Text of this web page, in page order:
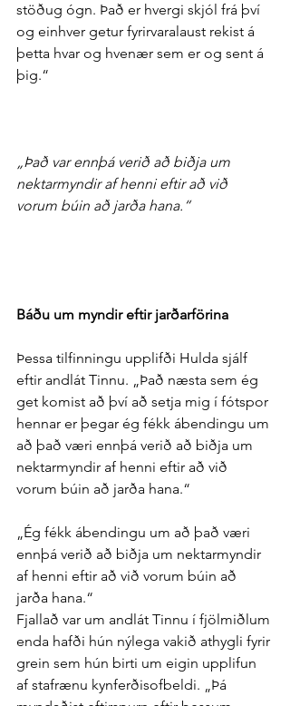
stöðug ógn. Það er hvergi skjól frá því
og ein­hver getur fyrir­vara­laust rekist á
þetta hvar og hve­nær sem er og sent á
þig.“
„Það var enn­þá verið að biðja um
nektar­myndir af henni eftir að við
vorum búin að jarða hana.“
Báðu um myndir eftir jarðar­förina
Þessa til­finningu upp­lifði Hulda sjálf
eftir and­lát Tinnu. „Það næsta sem ég
get komist að því að setja mig í fót­spor
hennar er þegar ég fékk á­bendingu um
að það væri enn­þá verið að biðja um
nektar­myndir af henni eftir að við
vorum búin að jarða hana.“
„Ég fékk á­bendingu um að það væri
enn­þá verið að biðja um nektar­myndir
af henni eftir að við vorum búin að
jarða hana.“
Fjallað var um and­lát Tinnu í fjöl­miðlum
enda hafði hún ný­lega vakið at­hygli fyrir
grein sem hún birti um eigin upp­lifun
af staf­rænu kyn­ferðis­of­beldi. „Þá